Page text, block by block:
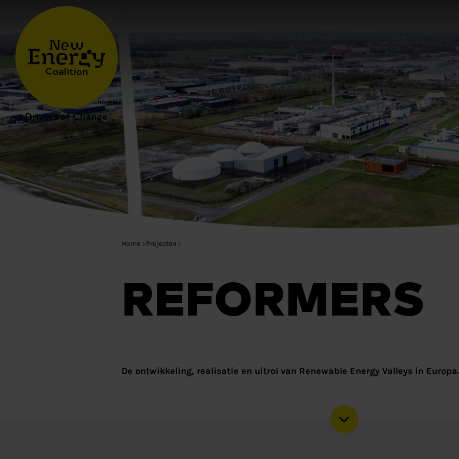
Drivers of Change
Home Projecten
REFORMERS
De ontwikkeling, realisatie en uitrol van Renewable Energy Valleys in Europa.